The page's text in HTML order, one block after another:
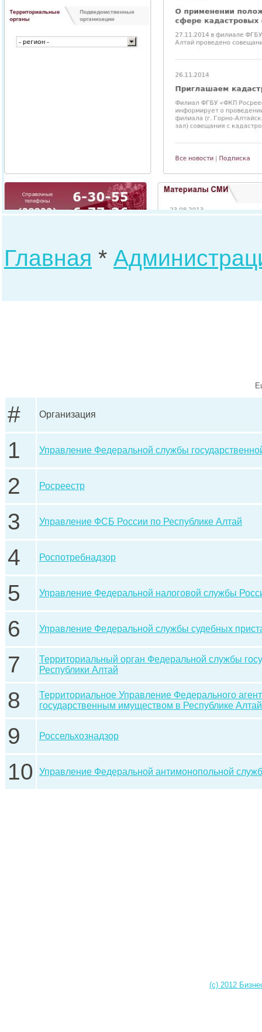
Главная *
# Организация
1 Управление Федеральной службы
2 Росреестр
3 Управление ФСБ России по Республике Алтай
4 Роспотребнадзор
5 Управление Федеральной налоговой службы
6 Управление Федеральной службы судебных
7
Территориальный орган Федеральной службы
Республики Алтай
8
Территориальное Управление Федерального
государственным имуществом в Республике Алтай
9 Россельхознадзор
10 Управление Федеральной антимонопольной
(c) 2012